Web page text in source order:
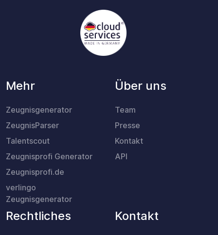
Mehr
Zeugnisgenerator
ZeugnisParser
Talentscout
Zeugnisprofi Generator
Zeugnisprofi.de
verlingo
Zeugnisgenerator
Über uns
Team
Presse
Kontakt
API
Rechtliches Kontakt